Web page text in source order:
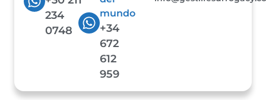
234
0748
mundo
+34
672
612
959